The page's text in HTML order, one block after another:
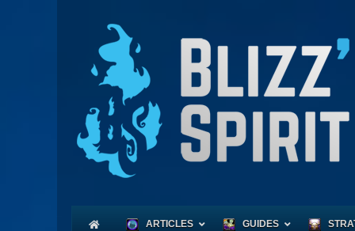
ARTICLES GUIDES